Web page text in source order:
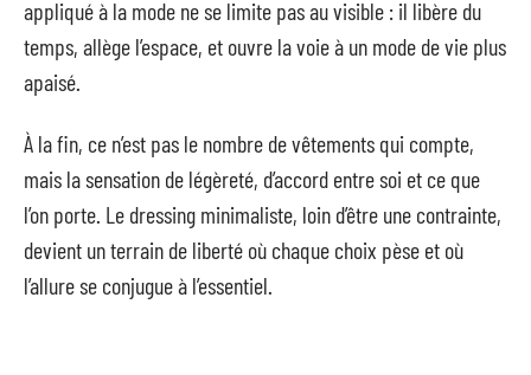
appliqué à la mode ne se limite pas au visible : il libère du
temps, allège l’espace, et ouvre la voie à un mode de vie plus
apaisé.
À la fin, ce n’est pas le nombre de vêtements qui compte,
mais la sensation de légèreté, d’accord entre soi et ce que
l’on porte. Le dressing minimaliste, loin d’être une contrainte,
devient un terrain de liberté où chaque choix pèse et où
l’allure se conjugue à l’essentiel.